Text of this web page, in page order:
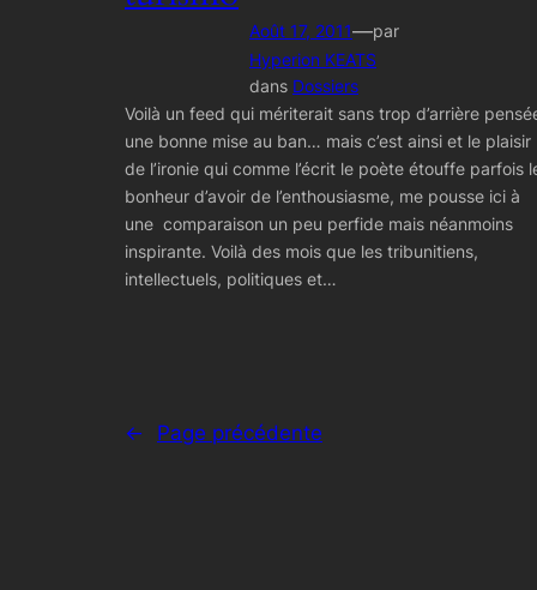
Août 17, 2011—par
Hyperion KEATS
dans Dossiers
Voilà un feed qui mériterait sans trop d’arrière
une bonne mise au ban… mais c’est ainsi et le plaisir
de l’ironie qui comme l’écrit le poète étouffe parfois
bonheur d’avoir de l’enthousiasme, me pousse ici à
une comparaison un peu perfide mais néanmoins
inspirante. Voilà des mois que les tribunitiens,
intellectuels, politiques et…
← Page précédente